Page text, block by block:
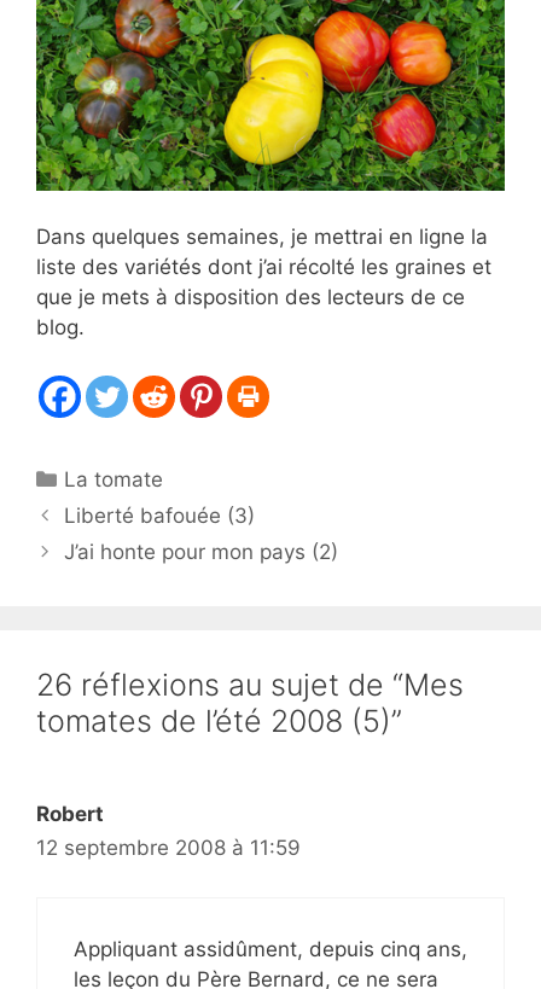
Dans quelques semaines, je mettrai en ligne la
liste des variétés dont j’ai récolté les graines et
que je mets à disposition des lecteurs de ce
blog.
Catégories
La tomate
Liberté bafouée (3)
J’ai honte pour mon pays (2)
26 réflexions au sujet de “Mes
tomates de l’été 2008 (5)”
Robert
12 septembre 2008 à 11:59
Appliquant assidûment, depuis cinq ans,
les leçon du Père Bernard, ce ne sera